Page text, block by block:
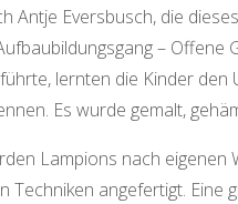
Antje Eversbusch, die
– Offene
lernten die Kinder den
Es wurde gemalt,
Lampions nach eigenen
Techniken angefertigt. Eine